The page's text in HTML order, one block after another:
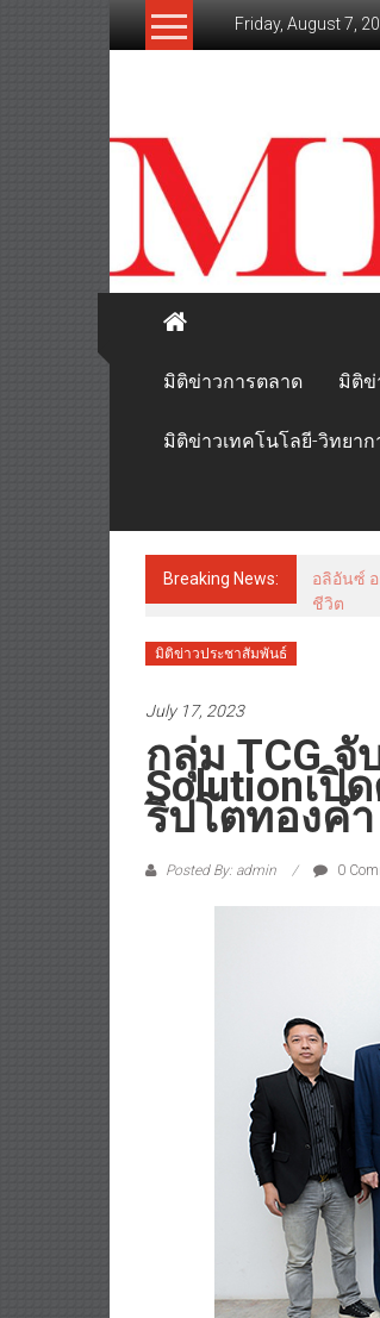
Friday, August 7,
สะท้อน
ลึก
ทุก
เหลี่ยม
มุม
เศรษฐกิจ-
การเมือง-
สังคม
มิติข่าวการตลาด
มิติข่
มิติข่าวเทคโนโลยี-วิทยาก
Breaking News:
อลิอันซ์ อ
ชีวิต
มิติข่าวประชาสัมพันธ์
July 17, 2023
กลุ่ม TCG จั
Solutionเปิ
ริปโตทองค
Posted By: admin 0